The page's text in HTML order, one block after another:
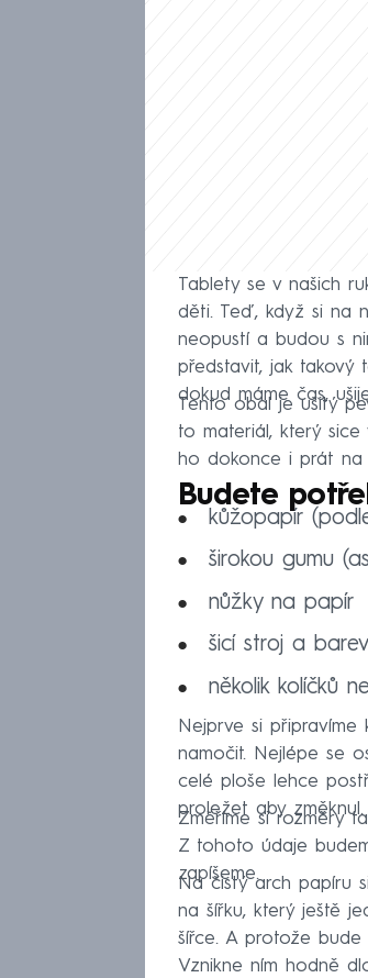
Tablety se v našich
děti. Teď, když si na
neopustí a budou s
představit, jak takový
dokud máme čas,
Tento obal je ušitý
to materiál, který
ho dokonce i prát na
Budete
kůžopapír
širokou gumu
nůžky na papír
šicí stroj a
několik kolíčků
Nejprve si
namočit. Nejlépe se
celé ploše lehce
proležet aby změknul.
Změříme si rozměry
Z tohoto údaje
zapíšeme.
Na čistý arch papíru
na šířku, který ještě
šířce. A protože
Vznikne ním hodně